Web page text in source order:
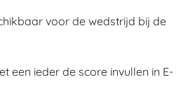
voor de wedstrijd bij de
een ieder de score invullen in E-